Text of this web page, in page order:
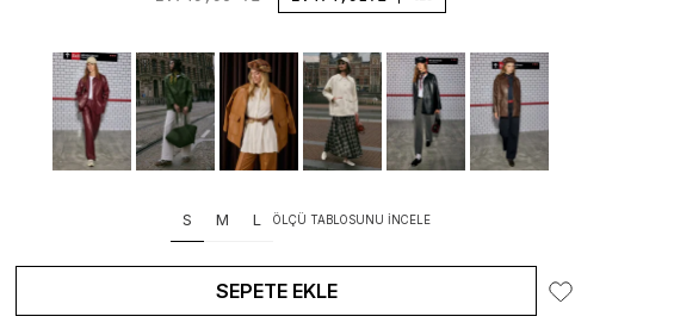
S M L ÖLÇÜ TABLOSUNU İNCELE
SEPETE EKLE